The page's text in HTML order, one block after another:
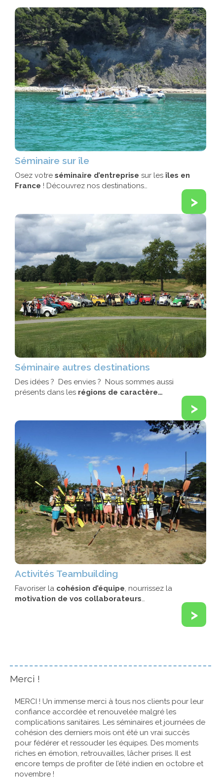
Séminaire sur île
Osez votre séminaire d’entreprise sur les îles en
France ! Découvrez nos destinations…
>
Séminaire autres destinations
Des idées ? Des envies ? Nous sommes aussi
présents dans les régions de caractère…
>
Activités Teambuilding
Favoriser la cohésion d’équipe, nourrissez la
motivation de vos collaborateurs…
>
Merci !
MERCI ! Un immense merci à tous nos clients pour leur
confiance accordée et renouvelée malgré les
complications sanitaires. Les séminaires et journées de
cohésion des derniers mois ont été un vrai succès
pour fédérer et ressouder les équipes. Des moments
riches en émotion, retrouvailles, lâcher prises. Il est
encore temps de profiter de l’été indien en octobre et
novembre !